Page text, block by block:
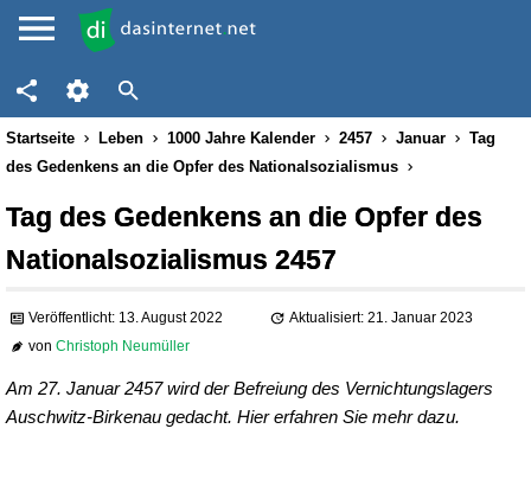
Startseite Leben 1000 Jahre Kalender 2457 Januar
Tag
des Gedenkens an die Opfer des Nationalsozialismus
Tag des Gedenkens an die Opfer des
Nationalsozialismus 2457
Veröffentlicht: 13. August 2022
Aktualisiert: 21. Januar 2023
vonChristoph Neumüller
Am 27. Januar 2457 wird der Befreiung des Vernichtungslagers
Auschwitz-Birkenau gedacht. Hier erfahren Sie mehr dazu.